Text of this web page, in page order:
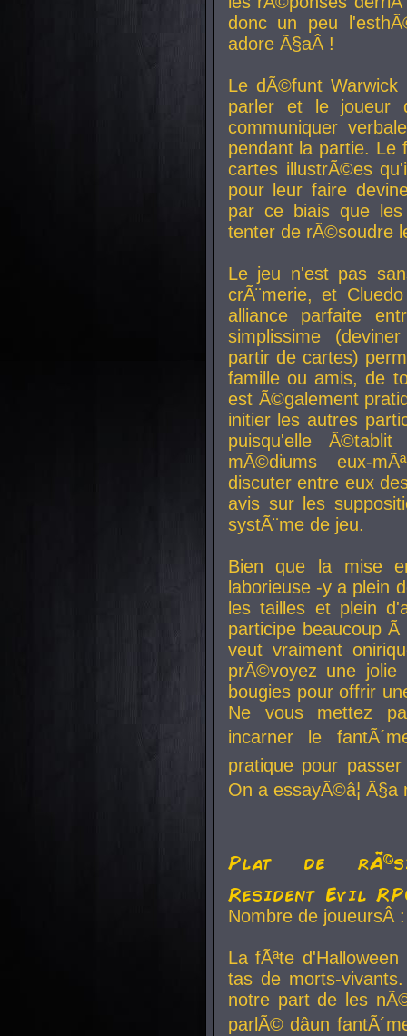
donc un peu
adore Ã§aÂ !
Le dÃ©funt Warwick
parler et le joueur
communiquer
pendant la partie. Le
cartes illustrÃ©es
pour leur faire
par ce biais que
tenter de rÃ©soudre
Le jeu n'est pas
crÃ¨merie, et
alliance parfaite
simplissime
partir de cartes)
famille ou amis, de
est Ã©galement
initier les autres
puisqu'elle
mÃ©diums eux-
discuter entre eux
avis sur les
systÃ¨me de jeu.
Bien que la mise
laborieuse -y a plein
les tailles et plein
participe beaucoup
veut vraiment
prÃ©voyez une
bougies pour offrir
Ne vous mettez
incarner le
pratique pour
On a essayÃ©â¦
Plat de
Resident Evil
Nombre de
La fÃªte
tas de morts-
notre part de les
parlÃ© dâun